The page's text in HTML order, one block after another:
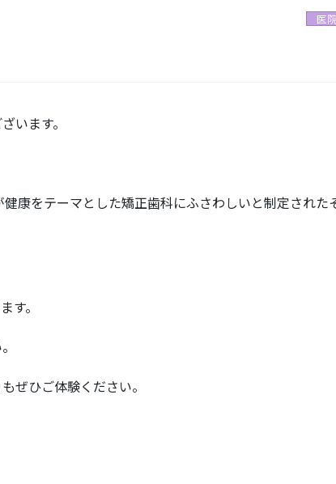
医
います。
康をテーマとした矯正歯科にふさわしいと制定された
す。
ぜひご体験ください。